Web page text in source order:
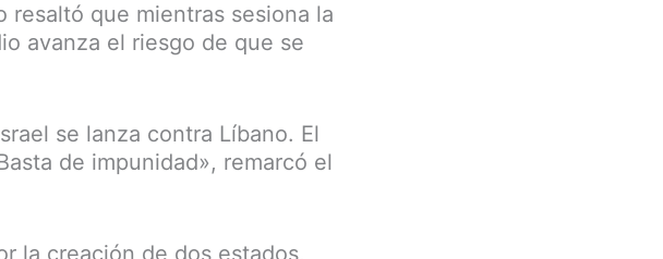
resaltó que mientras sesiona la
avanza el riesgo de que se
se lanza contra Líbano. El
de impunidad», remarcó el